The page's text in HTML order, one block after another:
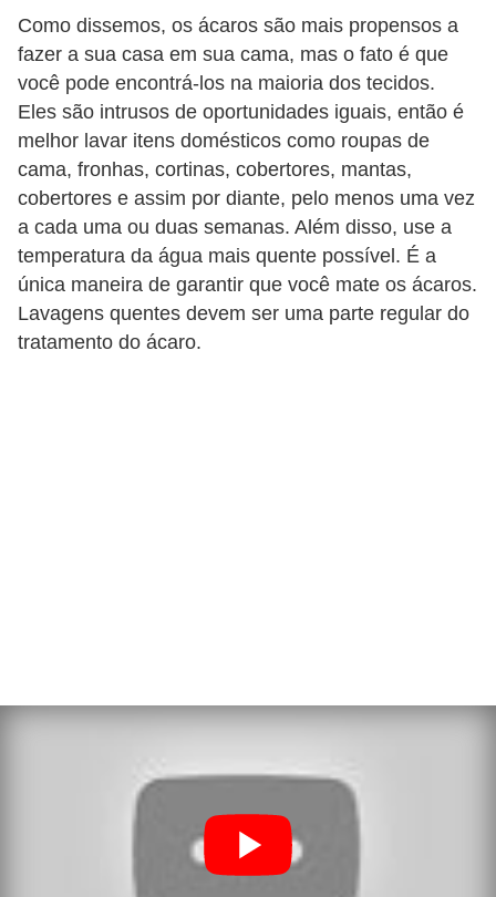
Como dissemos, os ácaros são mais propensos a
fazer a sua casa em sua cama, mas o fato é que
você pode encontrá-los na maioria dos tecidos.
Eles são intrusos de oportunidades iguais, então é
melhor lavar itens domésticos como roupas de
cama, fronhas, cortinas, cobertores, mantas,
cobertores e assim por diante, pelo menos uma vez
a cada uma ou duas semanas. Além disso, use a
temperatura da água mais quente possível. É a
única maneira de garantir que você mate os ácaros.
Lavagens quentes devem ser uma parte regular do
tratamento do ácaro.